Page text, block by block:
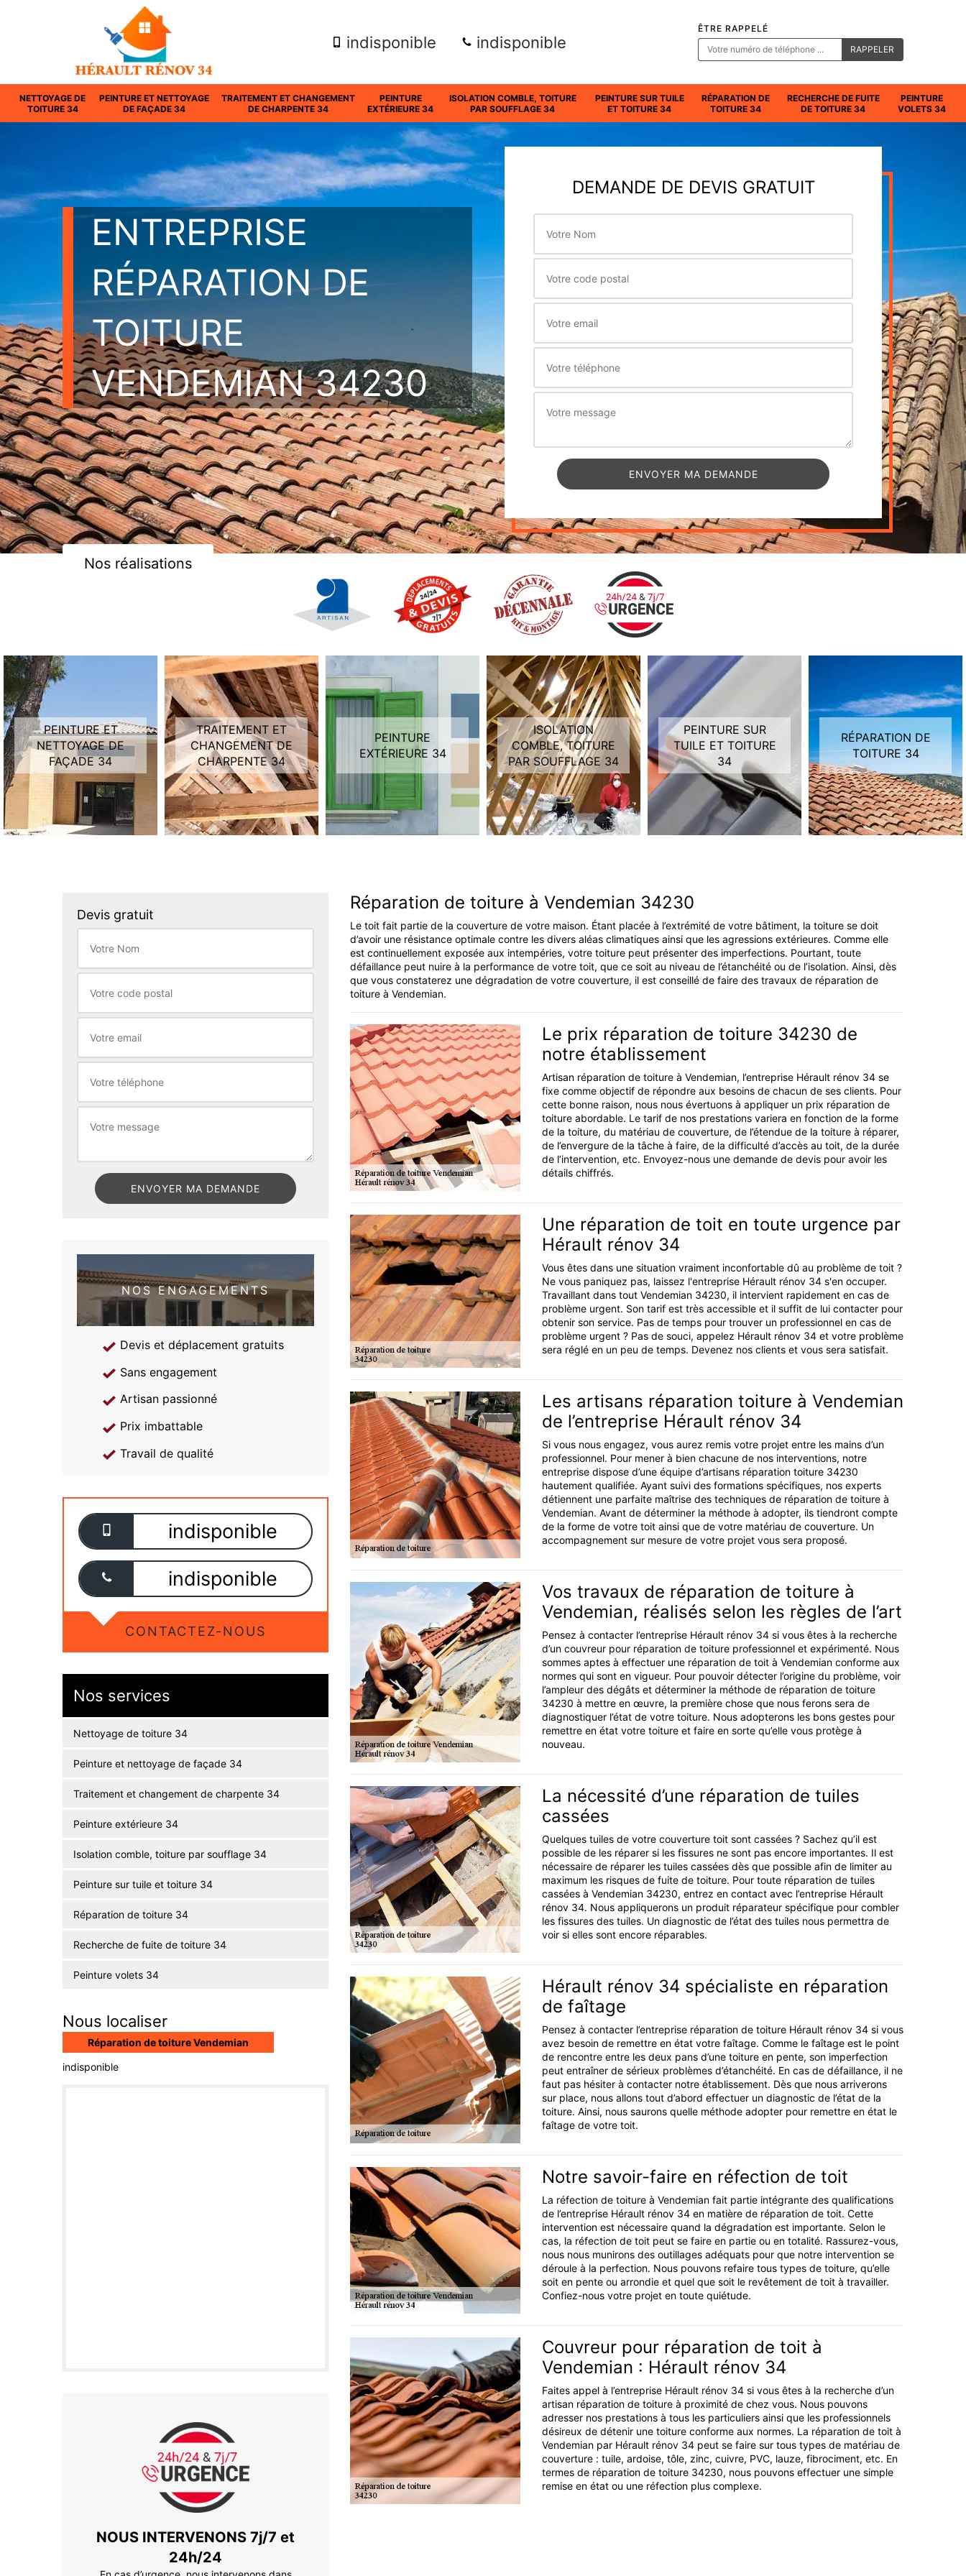
indisponible indisponible
ÊTRE RAPPELÉ
NETTOYAGE DE
TOITURE 34
PEINTURE ET NETTOYAGE
DE FAÇADE 34
TRAITEMENT ET CHANGEMENT
DE CHARPENTE 34
PEINTURE
EXTÉRIEURE 34
ISOLATION COMBLE, TOITURE
PAR SOUFFLAGE 34
PEINTURE SUR TUILE
ET TOITURE 34
RÉPARATION DE
TOITURE 34
RECHERCHE DE FUITE
DE TOITURE 34
PEINTURE
VOLETS 34
ENTREPRISE
RÉPARATION DE
TOITURE
VENDEMIAN 34230
Nos réalisations
DEMANDE DE DEVIS GRATUIT
PEINTURE ET
NETTOYAGE DE
FAÇADE 34
TRAITEMENT ET
CHANGEMENT DE
CHARPENTE 34
PEINTURE
EXTÉRIEURE 34
ISOLATION
COMBLE, TOITURE
PAR SOUFFLAGE 34
PEINTURE SUR
TUILE ET TOITURE
34
RÉPARATION DE
TOITURE 34
Devis gratuit
NOS ENGAGEMENTS
Devis et déplacement gratuits
Sans engagement
Artisan passionné
Prix imbattable
Travail de qualité
indisponible
indisponible
CONTACTEZ-NOUS
Nos services
Nettoyage de toiture 34
Peinture et nettoyage de façade 34
Traitement et changement de charpente 34
Peinture extérieure 34
Isolation comble, toiture par soufflage 34
Peinture sur tuile et toiture 34
Réparation de toiture 34
Recherche de fuite de toiture 34
Peinture volets 34
Nous localiser
Réparation de toiture Vendemian
indisponible
NOUS INTERVENONS 7j/7 et
24h/24
Réparation de toiture à Vendemian 34230
Le toit fait partie de la couverture de votre maison. Étant placée à l’extrémité de votre bâtiment, la toiture se doit
d’avoir une résistance optimale contre les divers aléas climatiques ainsi que les agressions extérieures. Comme elle
est continuellement exposée aux intempéries, votre toiture peut présenter des imperfections. Pourtant, toute
défaillance peut nuire à la performance de votre toit, que ce soit au niveau de l’étanchéité ou de l’isolation. Ainsi, dès
que vous constaterez une dégradation de votre couverture, il est conseillé de faire des travaux de réparation de
toiture à Vendemian.
Le prix réparation de toiture 34230 de
notre établissement
Artisan réparation de toiture à Vendemian, l’entreprise Hérault rénov 34 se
fixe comme objectif de répondre aux besoins de chacun de ses clients. Pour
cette bonne raison, nous nous évertuons à appliquer un prix réparation de
toiture abordable. Le tarif de nos prestations variera en fonction de la forme
de la toiture, du matériau de couverture, de l’étendue de la toiture à réparer,
de l’envergure de la tâche à faire, de la difficulté d’accès au toit, de la durée
de l’intervention, etc. Envoyez-nous une demande de devis pour avoir les
détails chiffrés.
Une réparation de toit en toute urgence par
Hérault rénov 34
Vous êtes dans une situation vraiment inconfortable dû au problème de toit ?
Ne vous paniquez pas, laissez l'entreprise Hérault rénov 34 s'en occuper.
Travaillant dans tout Vendemian 34230, il intervient rapidement en cas de
problème urgent. Son tarif est très accessible et il suffit de lui contacter pour
obtenir son service. Pas de temps pour trouver un professionnel en cas de
problème urgent ? Pas de souci, appelez Hérault rénov 34 et votre problème
sera réglé en un peu de temps. Devenez nos clients et vous sera satisfait.
Les artisans réparation toiture à Vendemian
de l’entreprise Hérault rénov 34
Si vous nous engagez, vous aurez remis votre projet entre les mains d’un
professionnel. Pour mener à bien chacune de nos interventions, notre
entreprise dispose d’une équipe d’artisans réparation toiture 34230
hautement qualifiée. Ayant suivi des formations spécifiques, nos experts
détiennent une parfaite maîtrise des techniques de réparation de toiture à
Vendemian. Avant de déterminer la méthode à adopter, ils tiendront compte
de la forme de votre toit ainsi que de votre matériau de couverture. Un
accompagnement sur mesure de votre projet vous sera proposé.
Vos travaux de réparation de toiture à
Vendemian, réalisés selon les règles de l’art
Pensez à contacter l’entreprise Hérault rénov 34 si vous êtes à la recherche
d’un couvreur pour réparation de toiture professionnel et expérimenté. Nous
sommes aptes à effectuer une réparation de toit à Vendemian conforme aux
normes qui sont en vigueur. Pour pouvoir détecter l’origine du problème, voir
l’ampleur des dégâts et déterminer la méthode de réparation de toiture
34230 à mettre en œuvre, la première chose que nous ferons sera de
diagnostiquer l’état de votre toiture. Nous adopterons les bons gestes pour
remettre en état votre toiture et faire en sorte qu’elle vous protège à
nouveau.
La nécessité d’une réparation de tuiles
cassées
Quelques tuiles de votre couverture toit sont cassées ? Sachez qu’il est
possible de les réparer si les fissures ne sont pas encore importantes. Il est
nécessaire de réparer les tuiles cassées dès que possible afin de limiter au
maximum les risques de fuite de toiture. Pour toute réparation de tuiles
cassées à Vendemian 34230, entrez en contact avec l’entreprise Hérault
rénov 34. Nous appliquerons un produit réparateur spécifique pour combler
les fissures des tuiles. Un diagnostic de l’état des tuiles nous permettra de
voir si elles sont encore réparables.
Hérault rénov 34 spécialiste en réparation
de faîtage
Pensez à contacter l’entreprise réparation de toiture Hérault rénov 34 si vous
avez besoin de remettre en état votre faîtage. Comme le faîtage est le point
de rencontre entre les deux pans d’une toiture en pente, son imperfection
peut entraîner de sérieux problèmes d’étanchéité. En cas de défaillance, il ne
faut pas hésiter à contacter notre établissement. Dès que nous arriverons
sur place, nous allons tout d’abord effectuer un diagnostic de l’état de la
toiture. Ainsi, nous saurons quelle méthode adopter pour remettre en état le
faîtage de votre toit.
Notre savoir-faire en réfection de toit
La réfection de toiture à Vendemian fait partie intégrante des qualifications
de l’entreprise Hérault rénov 34 en matière de réparation de toit. Cette
intervention est nécessaire quand la dégradation est importante. Selon le
cas, la réfection de toit peut se faire en partie ou en totalité. Rassurez-vous,
nous nous munirons des outillages adéquats pour que notre intervention se
déroule à la perfection. Nous pouvons refaire tous types de toiture, qu’elle
soit en pente ou arrondie et quel que soit le revêtement de toit à travailler.
Confiez-nous votre projet en toute quiétude.
Couvreur pour réparation de toit à
Vendemian : Hérault rénov 34
Faites appel à l’entreprise Hérault rénov 34 si vous êtes à la recherche d’un
artisan réparation de toiture à proximité de chez vous. Nous pouvons
adresser nos prestations à tous les particuliers ainsi que les professionnels
désireux de détenir une toiture conforme aux normes. La réparation de toit à
Vendemian par Hérault rénov 34 peut se faire sur tous types de matériau de
couverture : tuile, ardoise, tôle, zinc, cuivre, PVC, lauze, fibrociment, etc. En
termes de réparation de toiture 34230, nous pouvons effectuer une simple
remise en état ou une réfection plus complexe.